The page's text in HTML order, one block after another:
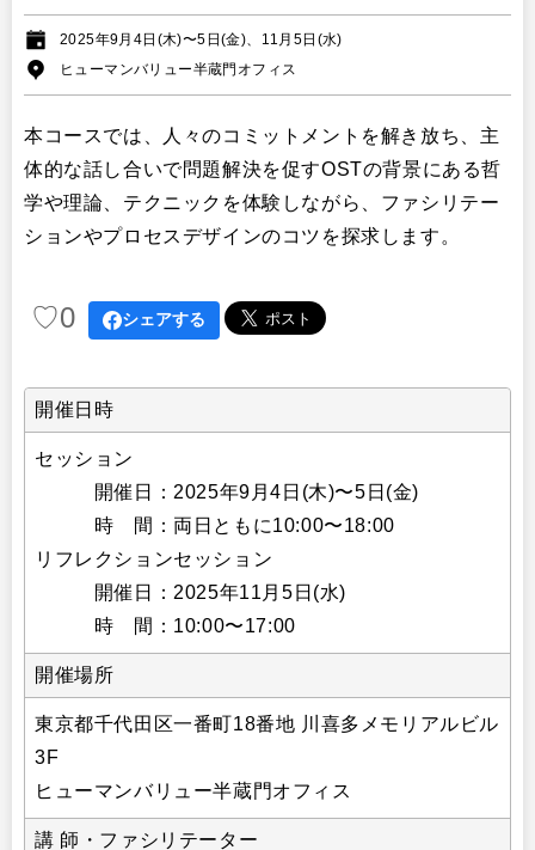
イベント・セミナー
2025年9月4日(木)〜5日(金)、11月5日(水)
ヒューマンバリュー半蔵門オフィス
本コースでは、人々のコミットメントを解き放ち、主
体的な話し合いで問題解決を促すOSTの背景にある哲
学や理論、テクニックを体験しながら、ファシリテー
ションやプロセスデザインのコツを探求します。
♡0 シェアする
開催日時
セッション
開催日：2025年9月4日(木)〜5日(金)
時 間：両日ともに10:00〜18:00
リフレクションセッション
開催日：2025年11月5日(水)
時 間：10:00〜17:00
開催場所
東京都千代田区一番町18番地 川喜多メモリアルビル
3F
ヒューマンバリュー半蔵門オフィス
講 師・ファシリテーター